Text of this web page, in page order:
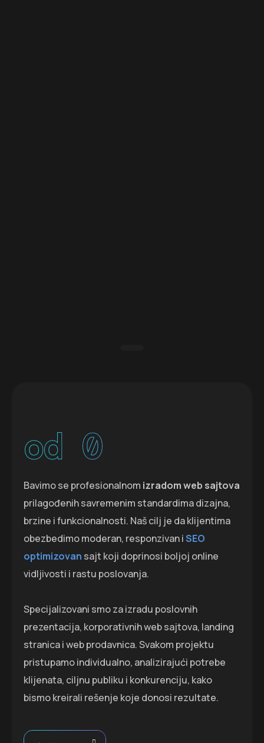
od 0
Bavimo se profesionalnom izradom web sajtova
prilagođenih savremenim standardima dizajna,
brzine i funkcionalnosti. Naš cilj je da klijentima
obezbedimo moderan, responzivan iSEO
optimizovan sajt koji doprinosi boljoj online
vidljivosti i rastu poslovanja.
Specijalizovani smo za izradu poslovnih
prezentacija, korporativnih web sajtova, landing
stranica i web prodavnica. Svakom projektu
pristupamo individualno, analizirajući potrebe
klijenata, ciljnu publiku i konkurenciju, kako
bismo kreirali rešenje koje donosi rezultate.